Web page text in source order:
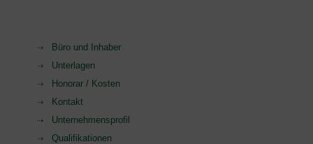
Büro und Inhaber
Unterlagen
Honorar / Kosten
Kontakt
Unternehmensprofil
Qualifikationen